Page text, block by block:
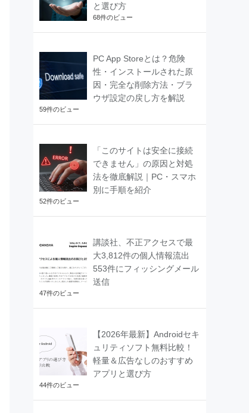
と選び方
68件のビュー
PC App Storeとは？危険
性・インストールされた原
因・完全な削除方法・ブラ
ウザ設定の戻し方を解説
59件のビュー
「このサイトは安全に接続
できません」の原因と対処
法を徹底解説｜PC・スマホ
別に手順を紹介
52件のビュー
講談社、不正アクセスで最
大3,812件の個人情報流出
553件にフィッシングメール
送信
47件のビュー
【2026年最新】Androidセキ
ュリティソフト無料比較！
軽量＆広告なしのおすすめ
アプリと選び方
44件のビュー